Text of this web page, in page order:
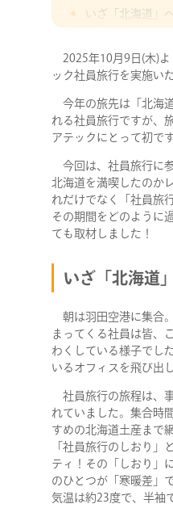
いざ「北海道」
フリープランで
し方
社員旅行から広
2025年10月9日(木)よ
ック社員旅行を実施い
今年の旅先は「北海
れる社員旅行ですが、
アテックにとって初です
今回は、社員旅行に
北海道を満喫したのか
れだけでなく「社員旅
その期間をどのように
ても取材しました！
いざ「北海道
朝は羽田空港に集合
まってくる社員は皆、
わくしている様子でし
いるオフィスを飛び出
社員旅行の旅程は、
れていました。集合時
すめの北海道土産まで
「社員旅行のしおり」
ティ！その「しおり」
のひとつが「寒暖差」
気温は約23度で、半袖